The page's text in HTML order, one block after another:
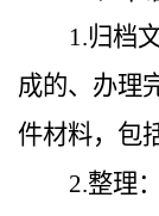
1.归档
成的、办理
件材料，包
2.整理